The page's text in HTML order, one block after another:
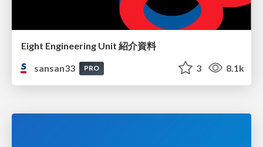
Eight Engineering Unit 紹介資料
sansan33
PRO 3 8.1k